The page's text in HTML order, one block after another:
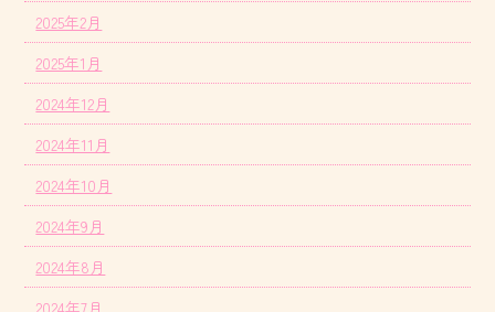
2025年2月
2025年1月
2024年12月
2024年11月
2024年10月
2024年9月
2024年8月